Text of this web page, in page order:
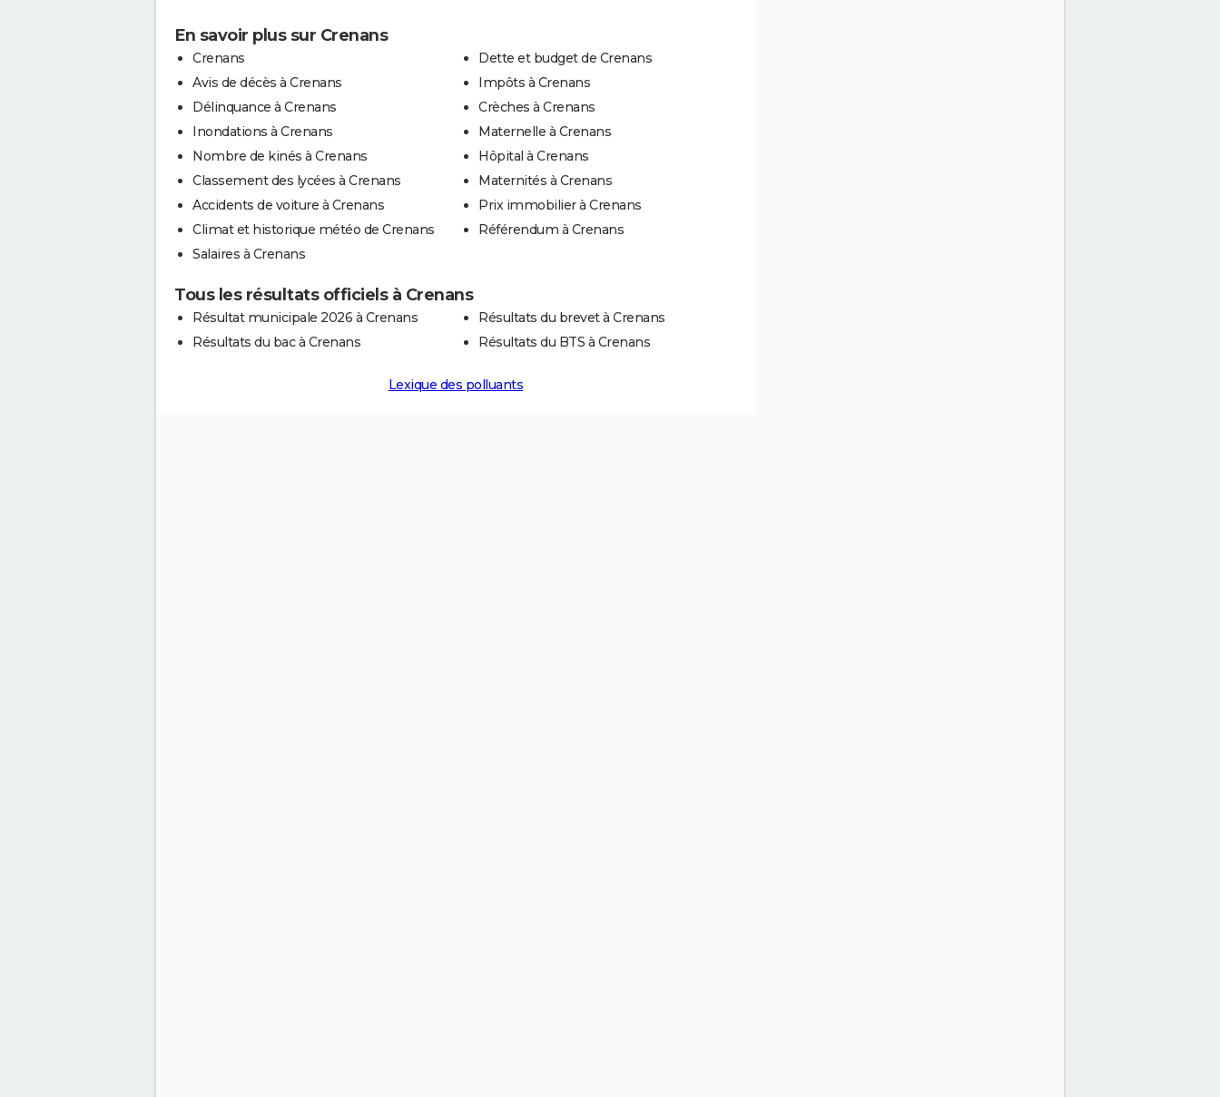
En savoir plus sur Crenans
Crenans
Avis de décès à Crenans
Délinquance à Crenans
Inondations à Crenans
Nombre de kinés à Crenans
Classement des lycées à Crenans
Accidents de voiture à Crenans
Climat et historique météo de Crenans
Salaires à Crenans
Dette et budget de Crenans
Impôts à Crenans
Crèches à Crenans
Maternelle à Crenans
Hôpital à Crenans
Maternités à Crenans
Prix immobilier à Crenans
Référendum à Crenans
Tous les résultats officiels à Crenans
Résultat municipale 2026 à Crenans
Résultats du bac à Crenans
Résultats du brevet à Crenans
Résultats du BTS à Crenans
Lexique des polluants